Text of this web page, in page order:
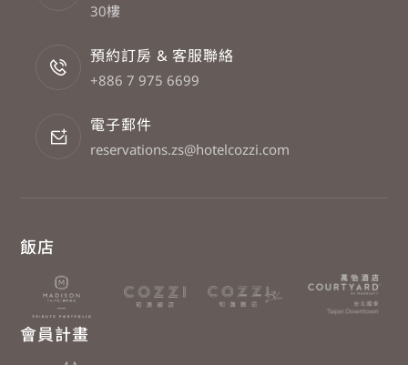
30樓
預約訂房 & 客服聯絡
+886 7 975 6699
電子郵件
reservations.zs@hotelcozzi.com
飯店
會員計畫